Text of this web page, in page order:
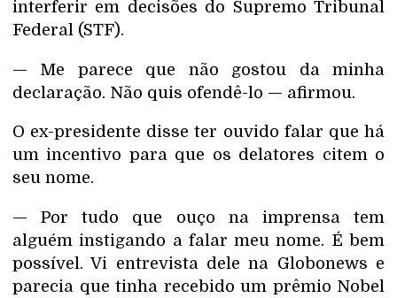
interferir em decisões do Supremo Tribunal
Federal (STF).
— Me parece que não gostou da minha
declaração. Não quis ofendê-lo — afirmou.
O ex-presidente disse ter ouvido falar que há
um incentivo para que os delatores citem o
seu nome.
— Por tudo que ouço na imprensa tem
alguém instigando a falar meu nome. É bem
possível. Vi entrevista dele na Globonews e
parecia que tinha recebido um prêmio Nobel